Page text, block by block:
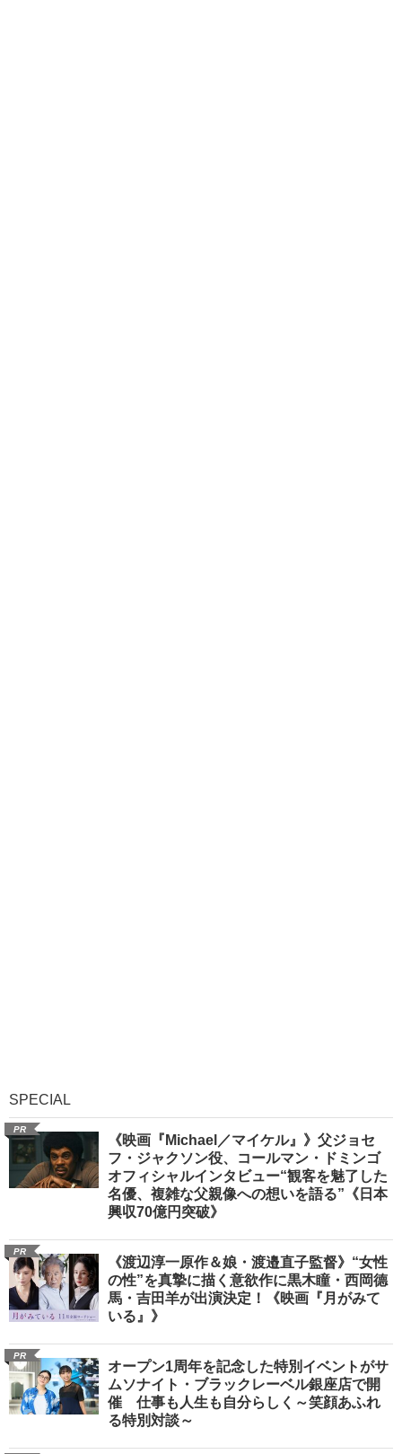
SPECIAL
PR
《映画『Michael／マイケル』》父ジョセ
フ・ジャクソン役、コールマン・ドミンゴ
オフィシャルインタビュー“観客を魅了した
名優、複雑な父親像への想いを語る”《日本
興収70億円突破》
PR
《渡辺淳一原作＆娘・渡邉直子監督》“女性
の性”を真摯に描く意欲作に黒木瞳・西岡德
馬・吉田羊が出演決定！《映画『月がみて
いる』》
PR
オープン1周年を記念した特別イベントがサ
ムソナイト・ブラックレーベル銀座店で開
催 仕事も人生も自分らしく～笑顔あふれ
る特別対談～